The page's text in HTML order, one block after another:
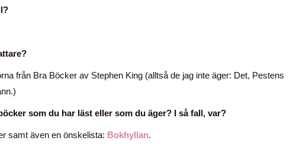
från Bra Böcker av Stephen King (alltså de jag inte äger: Det, Pestens
som du har läst eller som du äger? I så fall, var?
samt även en önskelista: Bokhyllan.